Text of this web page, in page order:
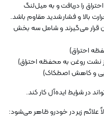
را دریافت و به میل‌لنگ
بالا و فشار شدید مقاوم باشد.
قرار می‌گیرند و شامل سه بخش
احتراق)
نشت روغن به محفظه احتراق)
و کاهش اصطکاک)
در شرایط ایده‌آل کار کند.
علائم زیر در خودرو ظاهر می‌شود: